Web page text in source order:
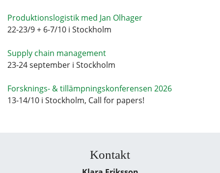
Produktionslogistik med Jan Olhager
22-23/9 + 6-7/10 i Stockholm
Supply chain management
23-24 september i Stockholm
Forsknings- & tillämpningskonferensen 2026
13-14/10 i Stockholm, Call for papers!
Kontakt